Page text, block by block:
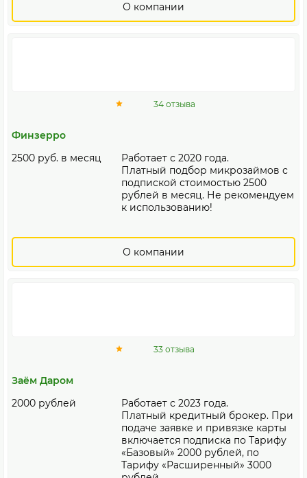
О компании
34 отзыва
Финзерро
2500 руб. в месяц
Работает с 2020 года.
Платный подбор микрозаймов с
подпиской стоимостью 2500
рублей в месяц. Не рекомендуем
к использованию!
О компании
33 отзыва
Заём Даром
2000 рублей
Работает с 2023 года.
Платный кредитный брокер. При
подаче заявке и привязке карты
включается подписка по Тарифу
«Базовый» 2000 рублей, по
Тарифу «Расширенный» 3000